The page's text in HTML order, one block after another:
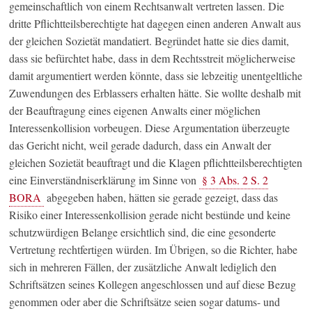
gemeinschaftlich von einem Rechtsanwalt vertreten lassen. Die
dritte Pflichtteilsberechtigte hat dagegen einen anderen Anwalt aus
der gleichen Sozietät mandatiert. Begründet hatte sie dies damit,
dass sie befürchtet habe, dass in dem Rechtsstreit möglicherweise
damit argumentiert werden könnte, dass sie lebzeitig unentgeltliche
Zuwendungen des Erblassers erhalten hätte. Sie wollte deshalb mit
der Beauftragung eines eigenen Anwalts einer möglichen
Interessenkollision vorbeugen. Diese Argumentation überzeugte
das Gericht nicht, weil gerade dadurch, dass ein Anwalt der
gleichen Sozietät beauftragt und die Klagen pflichtteilsberechtigten
eine Einverständniserklärung im Sinne von § 3 Abs. 2 S. 2
BORA abgegeben haben, hätten sie gerade gezeigt, dass das
Risiko einer Interessenkollision gerade nicht bestünde und keine
schutzwürdigen Belange ersichtlich sind, die eine gesonderte
Vertretung rechtfertigen würden. Im Übrigen, so die Richter, habe
sich in mehreren Fällen, der zusätzliche Anwalt lediglich den
Schriftsätzen seines Kollegen angeschlossen und auf diese Bezug
genommen oder aber die Schriftsätze seien sogar datums- und